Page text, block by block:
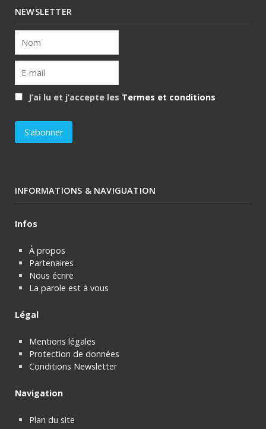
NEWSLETTER
J’ai lu et j’accepte les Termes et conditions
INFORMATIONS & NAVIGUATION
Infos
À propos
Partenaires
Nous écrire
La parole est à vous
Légal
Mentions légales
Protection de données
Conditions Newsletter
Navigation
Plan du site